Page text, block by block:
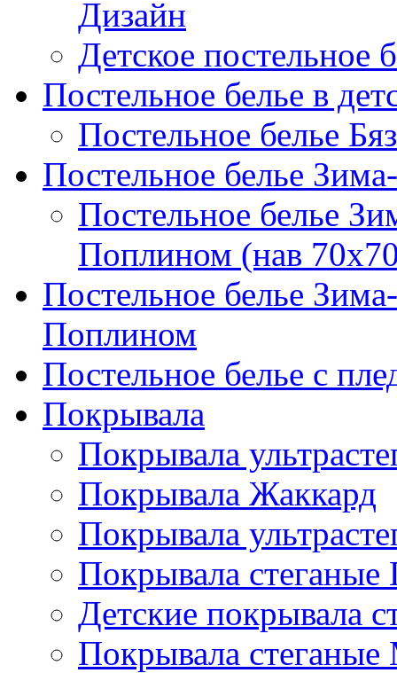
Дизайн
Детское постельное
Постельное белье в
Постельное белье
Постельное белье
Постельное белье
Поплином (нав
Постельное белье
Поплином
Постельное белье с
Покрывала
Покрывала
Покрывала Жаккард
Покрывала
Покрывала стеганые
Детские покрывала
Покрывала